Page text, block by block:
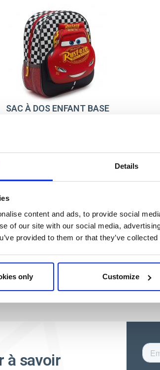
Details
content and ads, to provide social
of our site with our social media,
provided to them or that they’ve
only Customize
SAC À DOS ENFANT BASE
à savoir